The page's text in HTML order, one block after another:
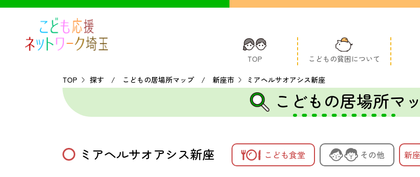
TOP こどもの貧困について
TOP 探す / こどもの居場所マップ / 新座市 ミアヘルサオアシス新座
こどもの居場所マ
ミアヘルサオアシス新座 こども食堂 その他 新